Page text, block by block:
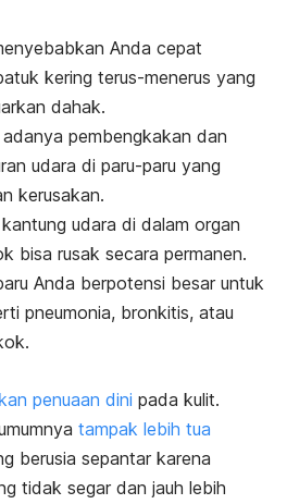
Anda cepat
kering terus-menerus yang
dahak.
pembengkakan dan
udara di paru-paru yang
kerusakan.
udara di dalam organ
bisa rusak secara permanen.
Anda berpotensi besar untuk
pneumonia, bronkitis, atau
penuaan dini pada kulit.
tampak lebih tua
berusia sepantar karena
tidak segar dan jauh lebih